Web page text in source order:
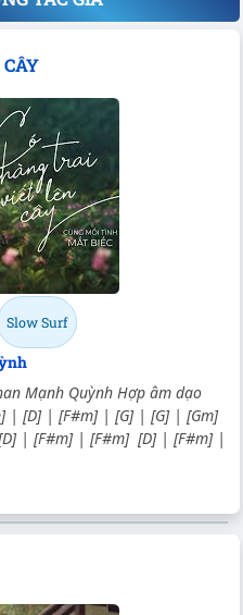
Slow Surf
Mạnh Quỳnh Hợp âm dạo
| [D] | [F#m] | [G] | [G] | [Gm]
| [F#m] | [F#m] [D] | [F#m] |